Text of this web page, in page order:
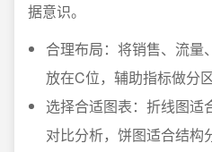
据意识。
合理布局：将销售、流量
放在C位，辅助指标做分
选择合适图表：折线图适
对比分析，饼图适合结构